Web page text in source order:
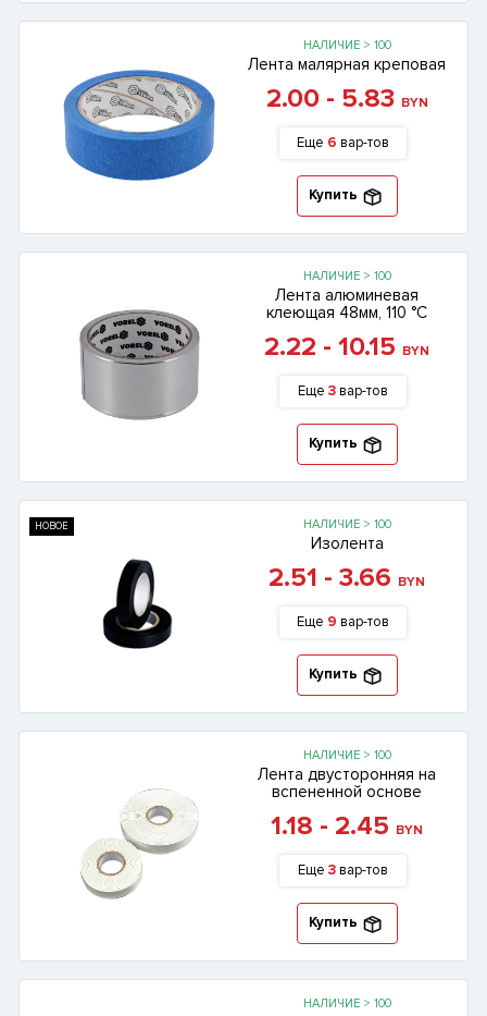
НАЛИЧИЕ > 100
Лента малярная креповая
2.00 - 5.83 BYN
Еще 6 вар-тов
Купить
НАЛИЧИЕ > 100
Лента алюминевая
клеющая 48мм, 110 °C
2.22 - 10.15 BYN
Еще 3вар-тов
Купить
НОВОЕ НАЛИЧИЕ > 100
Изолента
2.51 - 3.66 BYN
Еще 9 вар-тов
Купить
НАЛИЧИЕ > 100
Лента двусторонняя на
вспененной основе
1.18 - 2.45 BYN
Еще 3вар-тов
Купить
НАЛИЧИЕ > 100